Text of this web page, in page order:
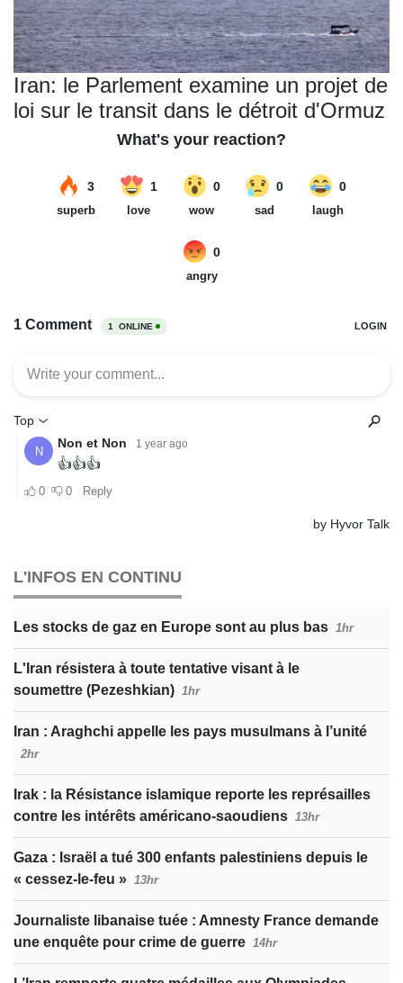
Iran: le Parlement examine un projet de
loi sur le transit dans le détroit d'Ormuz
L'INFOS EN CONTINU
Les stocks de gaz en Europe sont au plus bas 1hr
L'Iran résistera à toute tentative visant à le
soumettre (Pezeshkian) 1hr
Iran : Araghchi appelle les pays musulmans à l’unité
2hr
Irak : la Résistance islamique reporte les représailles
contre les intérêts américano-saoudiens 13hr
Gaza : Israël a tué 300 enfants palestiniens depuis le
« cessez-le-feu » 13hr
Journaliste libanaise tuée : Amnesty France demande
une enquête pour crime de guerre 14hr